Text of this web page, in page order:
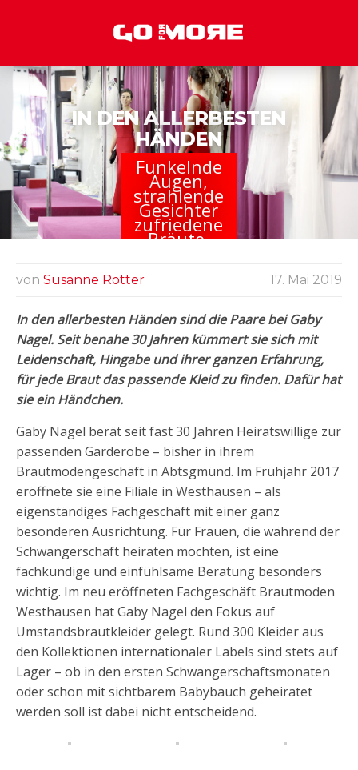
IN DEN ALLERBESTEN
HÄNDEN
Funkelnde
Augen,
strahlende
Gesichter
zufriedene
Bräute.
von Susanne Rötter 17. Mai 2019
In den allerbesten Händen sind die Paare bei Gaby
Nagel. Seit benahe 30 Jahren kümmert sie sich mit
Leidenschaft, Hingabe und ihrer ganzen Erfahrung,
für jede Braut das passende Kleid zu finden. Dafür hat
sie ein Händchen.
Gaby Nagel berät seit fast 30 Jahren Heiratswillige zur
passenden Garderobe – bisher in ihrem
Brautmodengeschäft in Abtsgmünd. Im Frühjahr 2017
eröffnete sie eine Filiale in Westhausen – als
eigenständiges Fachgeschäft mit einer ganz
besonderen Ausrichtung. Für Frauen, die während der
Schwangerschaft heiraten möchten, ist eine
fachkundige und einfühlsame Beratung besonders
wichtig. Im neu eröffneten Fachgeschäft Brautmoden
Westhausen hat Gaby Nagel den Fokus auf
Umstandsbrautkleider gelegt. Rund 300 Kleider aus
den Kollektionen internationaler Labels sind stets auf
Lager – ob in den ersten Schwangerschaftsmonaten
oder schon mit sichtbarem Babybauch geheiratet
werden soll ist dabei nicht entscheidend.